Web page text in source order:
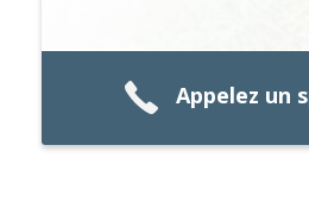
Appelez un